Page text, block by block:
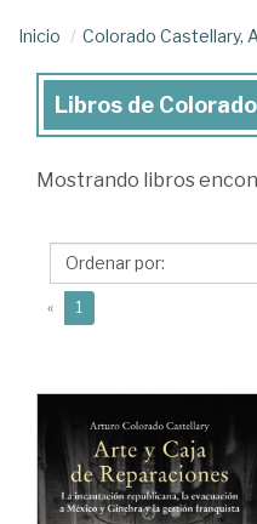
Inicio Colorado Castellary,
Libros
Colorado
Arturo
Libros de
Mostrando libros
« 1